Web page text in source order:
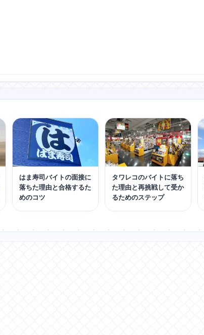
はま寿司バイトの面接に
落ちた理由と合格するた
めのコツ
タワレコのバイトに落ち
た理由と再挑戦して受か
るためのステップ